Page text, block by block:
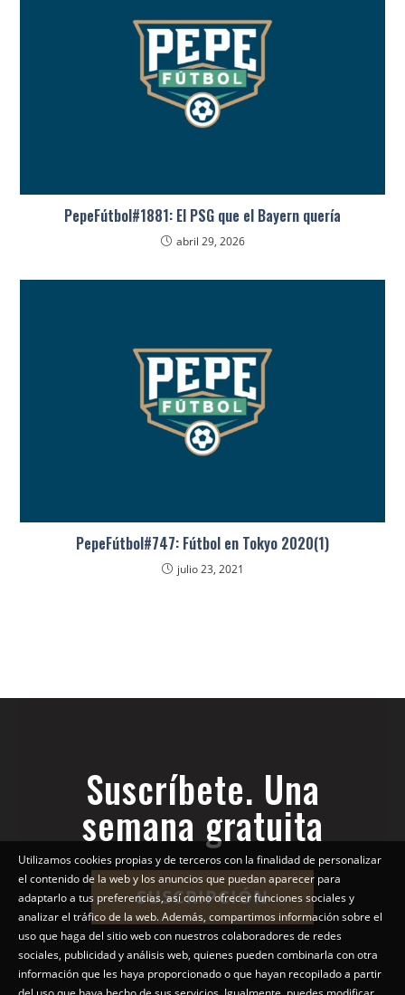
PepeFútbol#1881: El PSG que el Bayern quería
abril 29, 2026
PepeFútbol#747: Fútbol en Tokyo 2020(1)
julio 23, 2021
Suscríbete. Una
semana gratuita
SUSCRIPCIÓN
Utilizamos cookies propias y de terceros con la finalidad de personalizar
el contenido de la web y los anuncios que puedan aparecer para
adaptarlo a tus preferencias, así como ofrecer funciones sociales y
analizar el tráfico de la web. Además, compartimos información sobre el
uso que haga del sitio web con nuestros colaboradores de redes
sociales, publicidad y análisis web, quienes pueden combinarla con otra
información que les haya proporcionado o que hayan recopilado a partir